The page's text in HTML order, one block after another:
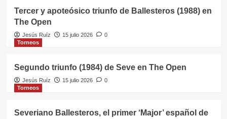
Tercer y apoteósico triunfo de Ballesteros (1988) en
The Open
Jesús Ruíz 15 julio 2026
0
Torneos
Segundo triunfo (1984) de Seve en The Open
Jesús Ruíz 15 julio 2026
0
Torneos
Severiano Ballesteros, el primer ‘Major’ español de